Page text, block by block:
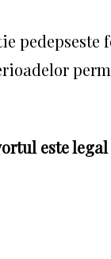
pedepseste
este